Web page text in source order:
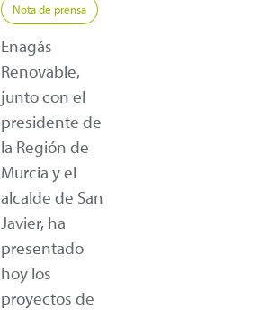
Nota de prensa
Enagás
Renovable,
junto con el
presidente de
la Región de
Murcia y el
alcalde de San
Javier, ha
presentado
hoy los
proyectos de